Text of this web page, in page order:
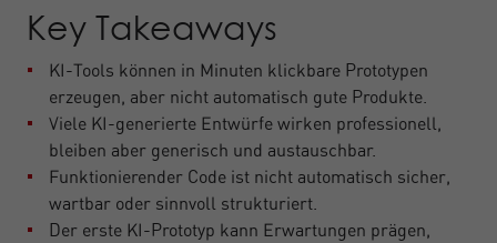
Key Takeaways
KI-Tools können in Minuten klickbare Prototypen
erzeugen, aber nicht automatisch gute Produkte.
Viele KI-generierte Entwürfe wirken professionell,
bleiben aber generisch und austauschbar.
Funktionierender Code ist nicht automatisch sicher,
wartbar oder sinnvoll strukturiert.
Der erste KI-Prototyp kann Erwartungen prägen,